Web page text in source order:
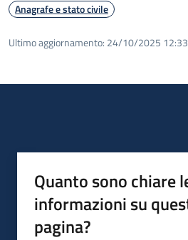
Anagrafe e stato civile
Ultimo aggiornamento: 24/10/2025
Quanto sono chiare
informazioni su
pagina?